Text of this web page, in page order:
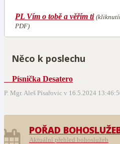
PL Vím o tobě a věřím ti
PDF)
Něco k poslechu
Písnička Desatero
P. Mgr. Aleš Písařovic v 16.5.2024
POŘAD
Aktuální přehled bohoslužeb